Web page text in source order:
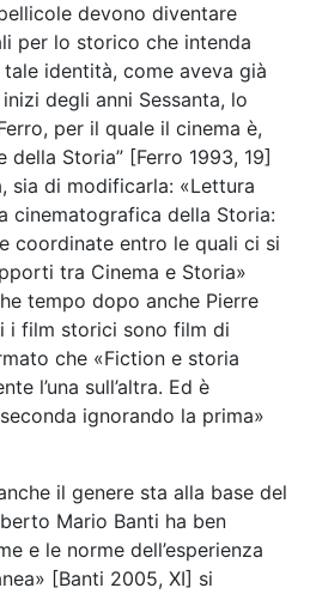
devono diventare
per lo storico che intenda
identità, come aveva già
degli anni Sessanta, lo
per il quale il cinema è,
della Storia” [Ferro 1993, 19]
sia di modificarla: «Lettura
cinematografica della Storia:
coordinate entro le quali ci si
tra Cinema e Storia»
tempo dopo anche Pierre
i film storici sono film di
che «Fiction e storia
l’una sull’altra. Ed è
ignorando la prima»
il genere sta alla base del
Mario Banti ha ben
e le norme dell’esperienza
[Banti 2005, XI] si